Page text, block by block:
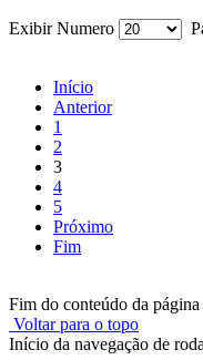
Exibir Numero
Início
Anterior
1
2
3
4
5
Próximo
Fim
Fim do conteúdo da página
Voltar para o topo
Início da navegação de